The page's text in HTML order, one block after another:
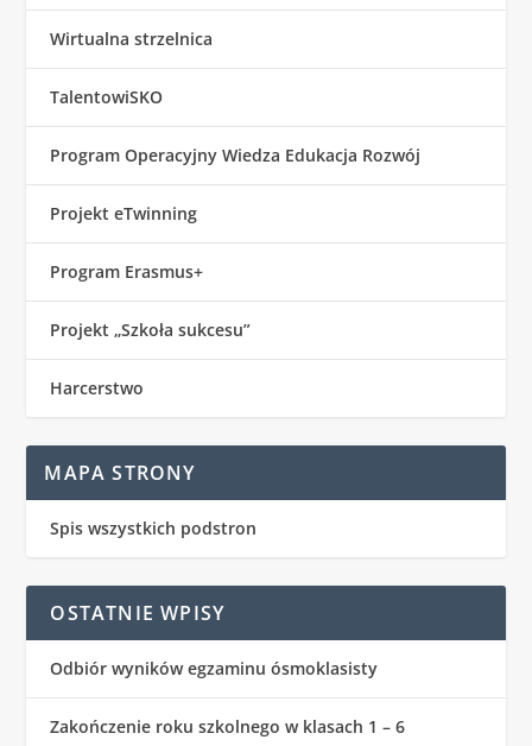
Wirtualna strzelnica
TalentowiSKO
Program Operacyjny Wiedza Edukacja Rozwój
Projekt eTwinning
Program Erasmus+
Projekt „Szkoła sukcesu”
Harcerstwo
MAPA STRONY
Spis wszystkich podstron
OSTATNIE WPISY
Odbiór wyników egzaminu ósmoklasisty
Zakończenie roku szkolnego w klasach 1 – 6